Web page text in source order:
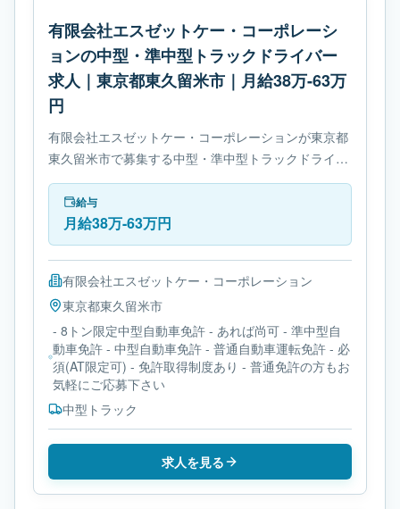
有限会社エスゼットケー・コーポレーシ
ョンの中型・準中型トラックドライバー
求人｜東京都東久留米市｜月給38万-63万
円
有限会社エスゼットケー・コーポレーションが東京都
東久留米市で募集する中型・準中型トラックドライバ
ー求人です。使用車種は中型トラックです。必要免許
は- 8トン限定中型自動車免許です。
給与
月給38万-63万円
有限会社エスゼットケー・コーポレーション
東京都東久留米市
- 8トン限定中型自動車免許 - あれば尚可 - 準中型自
動車免許 - 中型自動車免許 - 普通自動車運転免許 - 必
須(AT限定可) - 免許取得制度あり - 普通免許の方もお
気軽にご応募下さい
中型トラック
求人を見る